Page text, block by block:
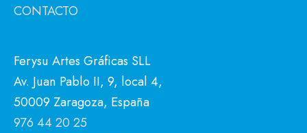
CONTACTO
Ferysu Artes Gráficas SLL
Av. Juan Pablo II, 9, local 4,
50009 Zaragoza, España
976 44 20 25